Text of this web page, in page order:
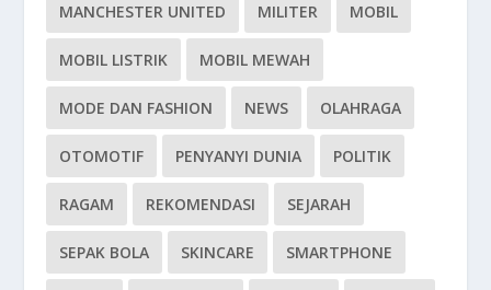
MANCHESTER UNITED MILITER MOBIL
MOBIL LISTRIK MOBIL MEWAH
MODE DAN FASHION NEWS OLAHRAGA
OTOMOTIF PENYANYI DUNIA POLITIK
RAGAM REKOMENDASI SEJARAH
SEPAK BOLA SKINCARE SMARTPHONE